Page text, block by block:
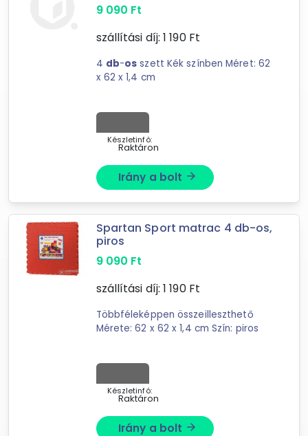
tovább válogatok »
Extreme Digital
9 090 Ft
szállítási díj: 1 190Ft
4 db-os szett Kék színben Méret: 62
x 62 x 1,4 cm
Készletinfó:
Raktáron
Irány a bolt arrow_forward
Spartan Sport matrac 4 db-os,
piros
9 090 Ft
szállítási díj: 1 190Ft
Többféleképpen összeilleszthető
Mérete: 62 x 62 x 1,4 cm Szín: piros
Készletinfó:
Raktáron
Irány a bolt arrow_forward